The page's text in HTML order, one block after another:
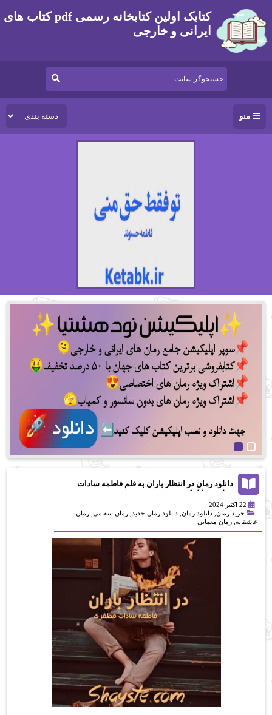
کتابک اولین کتابخانه رسمی pdf کتاب های
ایرانی و خارجی
منو
دانلود رمان در انتظار باران به قلم فاطمه سادات
مظفری با لینک مستقیم
22 اکتبر 2024
خرید رمان, دانلود رمان, دانلود رمان جدید رمان انتقامی, رمان
عاشقانه, رمان معمایی